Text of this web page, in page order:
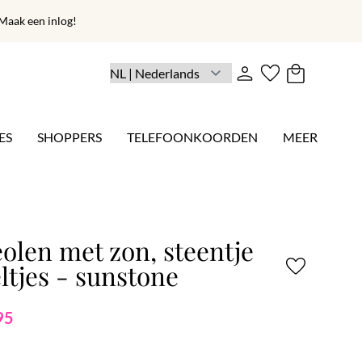
een inlog!
SHOPPERS TELEFOONKOORDEN MEER
met zon, steentje
- sunstone